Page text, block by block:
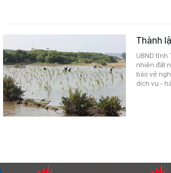
Thành
UBND
nhiên đất
bảo vệ
dịch vụ -